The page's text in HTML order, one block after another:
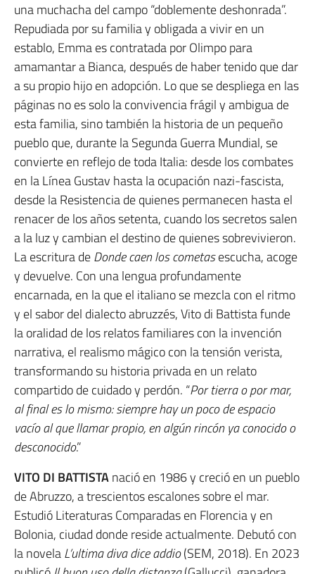
una muchacha del campo “doblemente deshonrada”.
Repudiada por su familia y obligada a vivir en un
establo, Emma es contratada por Olimpo para
amamantar a Bianca, después de haber tenido que dar
a su propio hijo en adopción. Lo que se despliega en las
páginas no es solo la convivencia frágil y ambigua de
esta familia, sino también la historia de un pequeño
pueblo que, durante la Segunda Guerra Mundial, se
convierte en reflejo de toda Italia: desde los combates
en la Línea Gustav hasta la ocupación nazi-fascista,
desde la Resistencia de quienes permanecen hasta el
renacer de los años setenta, cuando los secretos salen
a la luz y cambian el destino de quienes sobrevivieron.
La escritura deDonde caen los cometasescucha, acoge
y devuelve. Con una lengua profundamente
encarnada, en la que el italiano se mezcla con el ritmo
y el sabor del dialecto abruzzés, Vito di Battista funde
la oralidad de los relatos familiares con la invención
narrativa, el realismo mágico con la tensión verista,
transformando su historia privada en un relato
compartido de cuidado y perdón. “Por tierra o por mar,
al final es lo mismo: siempre hay un poco de espacio
vacío al que llamar propio, en algún rincón ya conocido o
desconocido.”
VITO DI BATTISTAnació en 1986 y creció en un pueblo
de Abruzzo, a trescientos escalones sobre el mar.
Estudió Literaturas Comparadas en Florencia y en
Bolonia, ciudad donde reside actualmente. Debutó con
la novelaL’ultima diva dice addio(SEM, 2018). En 2023